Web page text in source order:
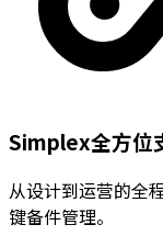
Simplex全方位
从设计到运营的全
键备件管理。